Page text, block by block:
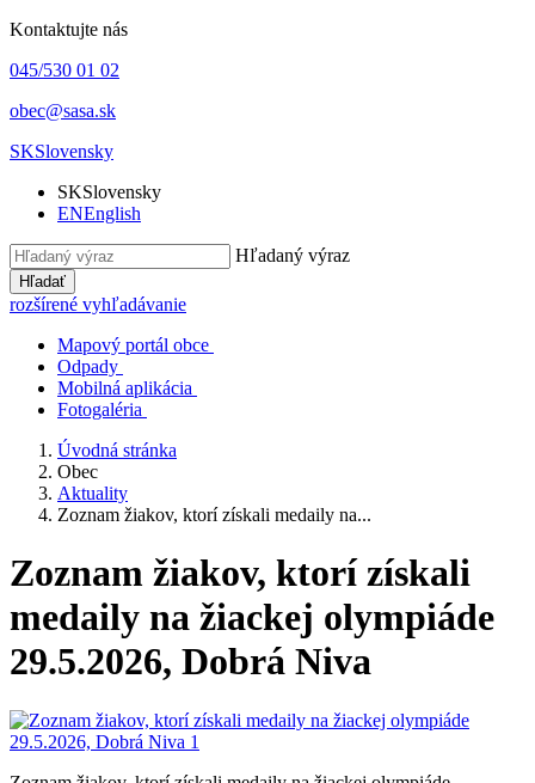
Kontaktujte nás
045/530 01 02
obec@sasa.sk
SKSlovensky
SKSlovensky
ENEnglish
Hľadaný výraz
Hľadať
rozšírené vyhľadávanie
Mapový portál obce
Odpady
Mobilná aplikácia
Fotogaléria
Úvodná stránka
Obec
Aktuality
Zoznam žiakov, ktorí získali medaily na...
Zoznam žiakov, ktorí získali
medaily na žiackej olympiáde
29.5.2026, Dobrá Niva